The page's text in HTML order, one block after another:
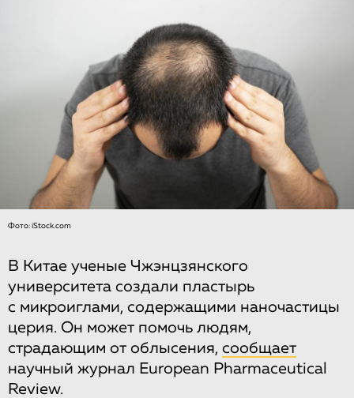
Фото: iStock.com
В Китае ученые Чжэнцзянского
университета создали пластырь
с микроиглами, содержащими наночастицы
церия. Он может помочь людям,
страдающим от облысения, сообщает
научный журнал European Pharmaceutical
Review.